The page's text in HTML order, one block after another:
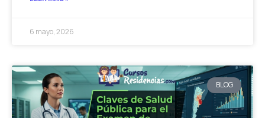
6 mayo, 2026
BLOG